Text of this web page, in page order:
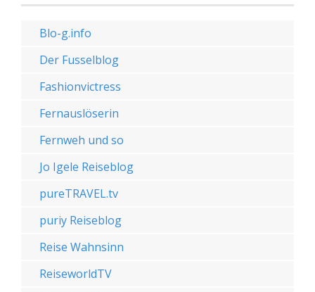
Blo-g.info
Der Fusselblog
Fashionvictress
Fernauslöserin
Fernweh und so
Jo Igele Reiseblog
pureTRAVEL.tv
puriy Reiseblog
Reise Wahnsinn
ReiseworldTV